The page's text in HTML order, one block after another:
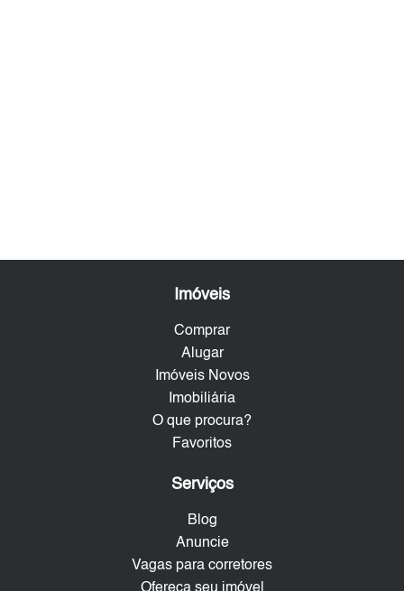
Imóveis
Comprar
Alugar
Imóveis Novos
Imobiliária
O que procura?
Favoritos
Serviços
Blog
Anuncie
Vagas para corretores